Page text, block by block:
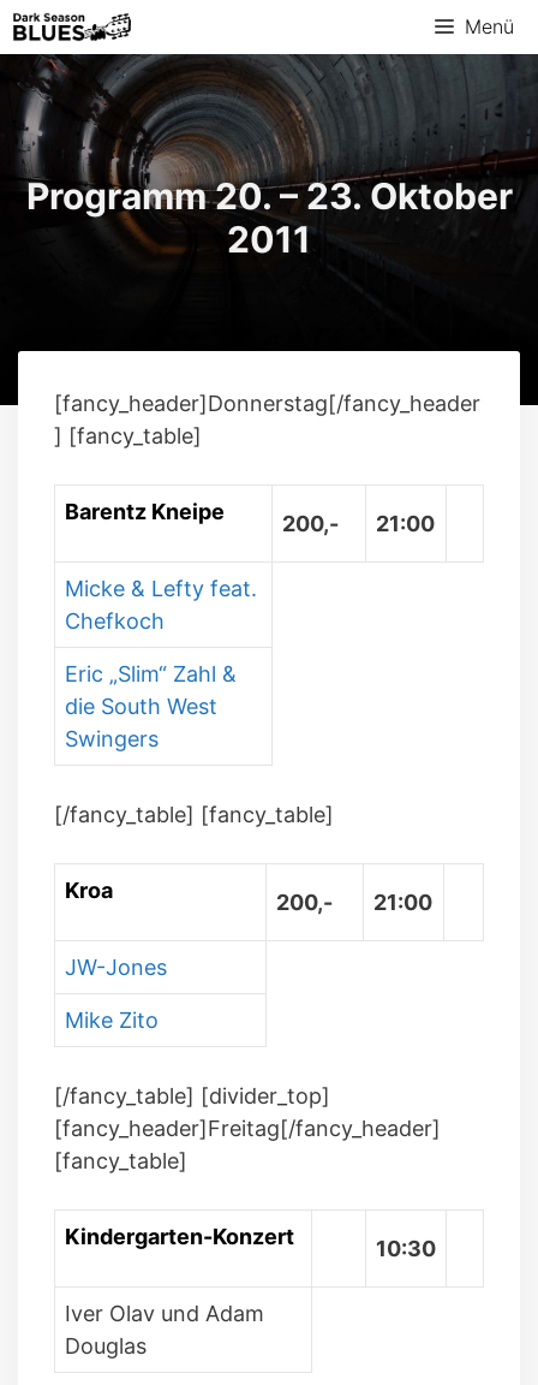
Zum
Inhalt
springen
Menü
Programm 20. – 23. Oktober
2011
[fancy_header]Donnerstag[/fancy_header
] [fancy_table]
Barentz Kneipe 200,- 21:00
Micke & Lefty feat.
Chefkoch
Eric „Slim“ Zahl &
die South West
Swingers
[/fancy_table] [fancy_table]
Kroa 200,- 21:00
JW-Jones
Mike Zito
[/fancy_table] [divider_top]
[fancy_header]Freitag[/fancy_header]
[fancy_table]
Kindergarten-Konzert 10:30
Iver Olav und Adam
Douglas